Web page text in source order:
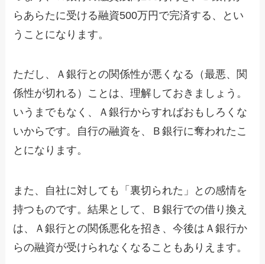
らあらたに受ける融資500万円で完済する、とい
うことになります。
ただし、Ａ銀行との関係性が悪くなる（最悪、関
係性が切れる）ことは、理解しておきましょう。
いうまでもなく、Ａ銀行からすればおもしろくな
いからです。自行の融資を、Ｂ銀行に奪われたこ
とになります。
また、自社に対しても「裏切られた」との感情を
持つものです。結果として、Ｂ銀行での借り換え
は、Ａ銀行との関係悪化を招き、今後はＡ銀行か
らの融資が受けられなくなることもありえます。